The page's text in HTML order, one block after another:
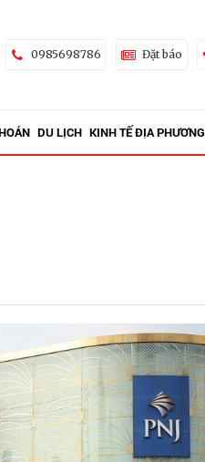
0985698786 Đặt báo
DU LỊCH KINH TẾ ĐỊA PHƯƠNG